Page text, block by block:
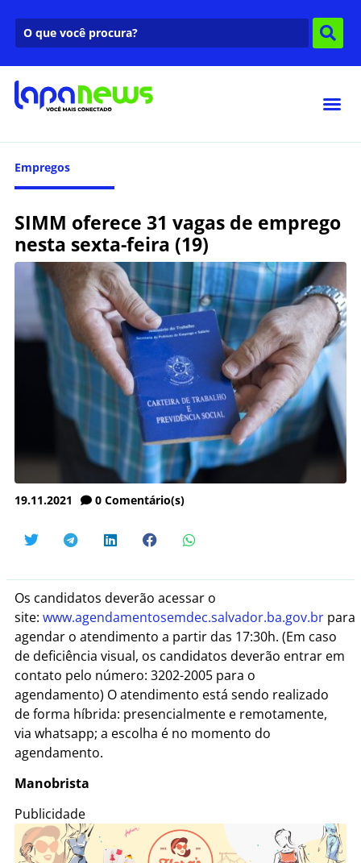
Empregos
SIMM oferece 31 vagas de emprego
nesta sexta-feira (19)
19.11.2021 0 Comentário(s)
Os candidatos deverão acessar o
site: www.agendamentosemdec.salvador.ba.gov.br para
agendar o atendimento a partir das 17:30h. (Em caso
de deficiência visual, os candidatos deverão entrar em
contato pelo número: 3202-2005 para o
agendamento) O atendimento está sendo realizado
de forma híbrida: presencialmente e remotamente,
via whatsapp; a escolha é no momento do
agendamento.
Manobrista
Publicidade